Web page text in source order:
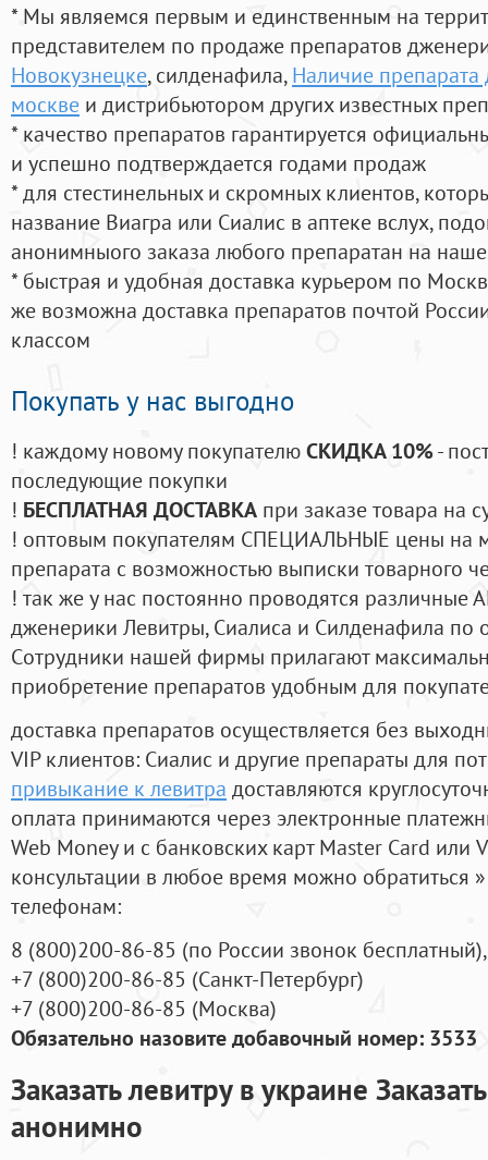
* Мы являемся первым и единственным на
представителем по продаже препаратов
Новокузнецке, силденафила, Наличие препарата
москве и дистрибьютором других известных
* качество препаратов гарантируется
и успешно подтверждается годами продаж
* для стестинельных и скромных клиентов,
название Виагра или Сиалис в аптеке вслух,
анонимныого заказа любого препаратан на
* быстрая и удобная доставка курьером по
же возможна доставка препаратов почтой
классом
Покупать у нас выгодно
! каждому новому покупателюСКИДКА 10%-
последующие покупки
! БЕСПЛАТНАЯ ДОСТАВКА при заказе товара на
! оптовым покупателям СПЕЦИАЛЬНЫЕ цены на
препарата с возможностью выписки товарного
! так же у нас постоянно проводятся
дженерики Левитры, Сиалиса и Силденафила по
Cотрудники нашей фирмы прилагают
приобретение препаратов удобным для
доставка препаратов осуществляется без
VIP клиентов: Сиалис и другие препараты для
привыкание к левитра доставляются
оплата принимаются через электронные
Web Money и с банковских карт Master Card или
консультации в любое время можно обратиться
телефонам:
8 (800)200-86-85 (по России звонок бесплатный),
+7 (800)200-86-85 (Санкт-Петербург)
+7 (800)200-86-85 (Москва)
Обязательно назовите добавочный номер: 3533
Заказать левитру в украине
анонимно